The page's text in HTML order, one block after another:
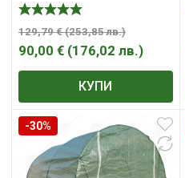
3.0*2.0*2.0m.
129,79€ (253,85лв.)
90,00 € (176,02 лв.)
КУПИ
-30%